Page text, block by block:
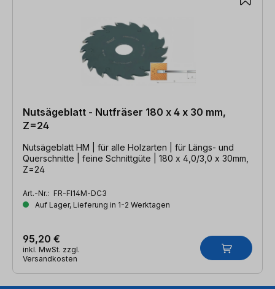
Nutsägeblatt - Nutfräser 180 x 4 x 30 mm,
Z=24
Nutsägeblatt HM | für alle Holzarten | für Längs- und
Querschnitte | feine Schnittgüte | 180 x 4,0/3,0 x 30mm,
Z=24
Art.-Nr.: FR-FI14M-DC3
Auf Lager, Lieferung in 1-2 Werktagen
95,20 €
inkl. MwSt. zzgl.
Versandkosten